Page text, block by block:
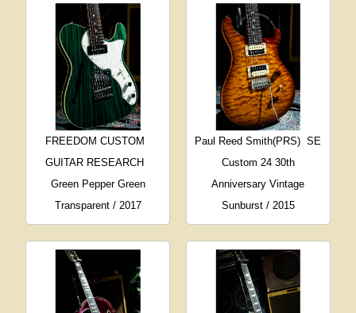
FREEDOM CUSTOM
GUITAR RESEARCH
Green Pepper Green
Transparent / 2017
Paul Reed Smith(PRS) SE
Custom 24 30th
Anniversary Vintage
Sunburst / 2015